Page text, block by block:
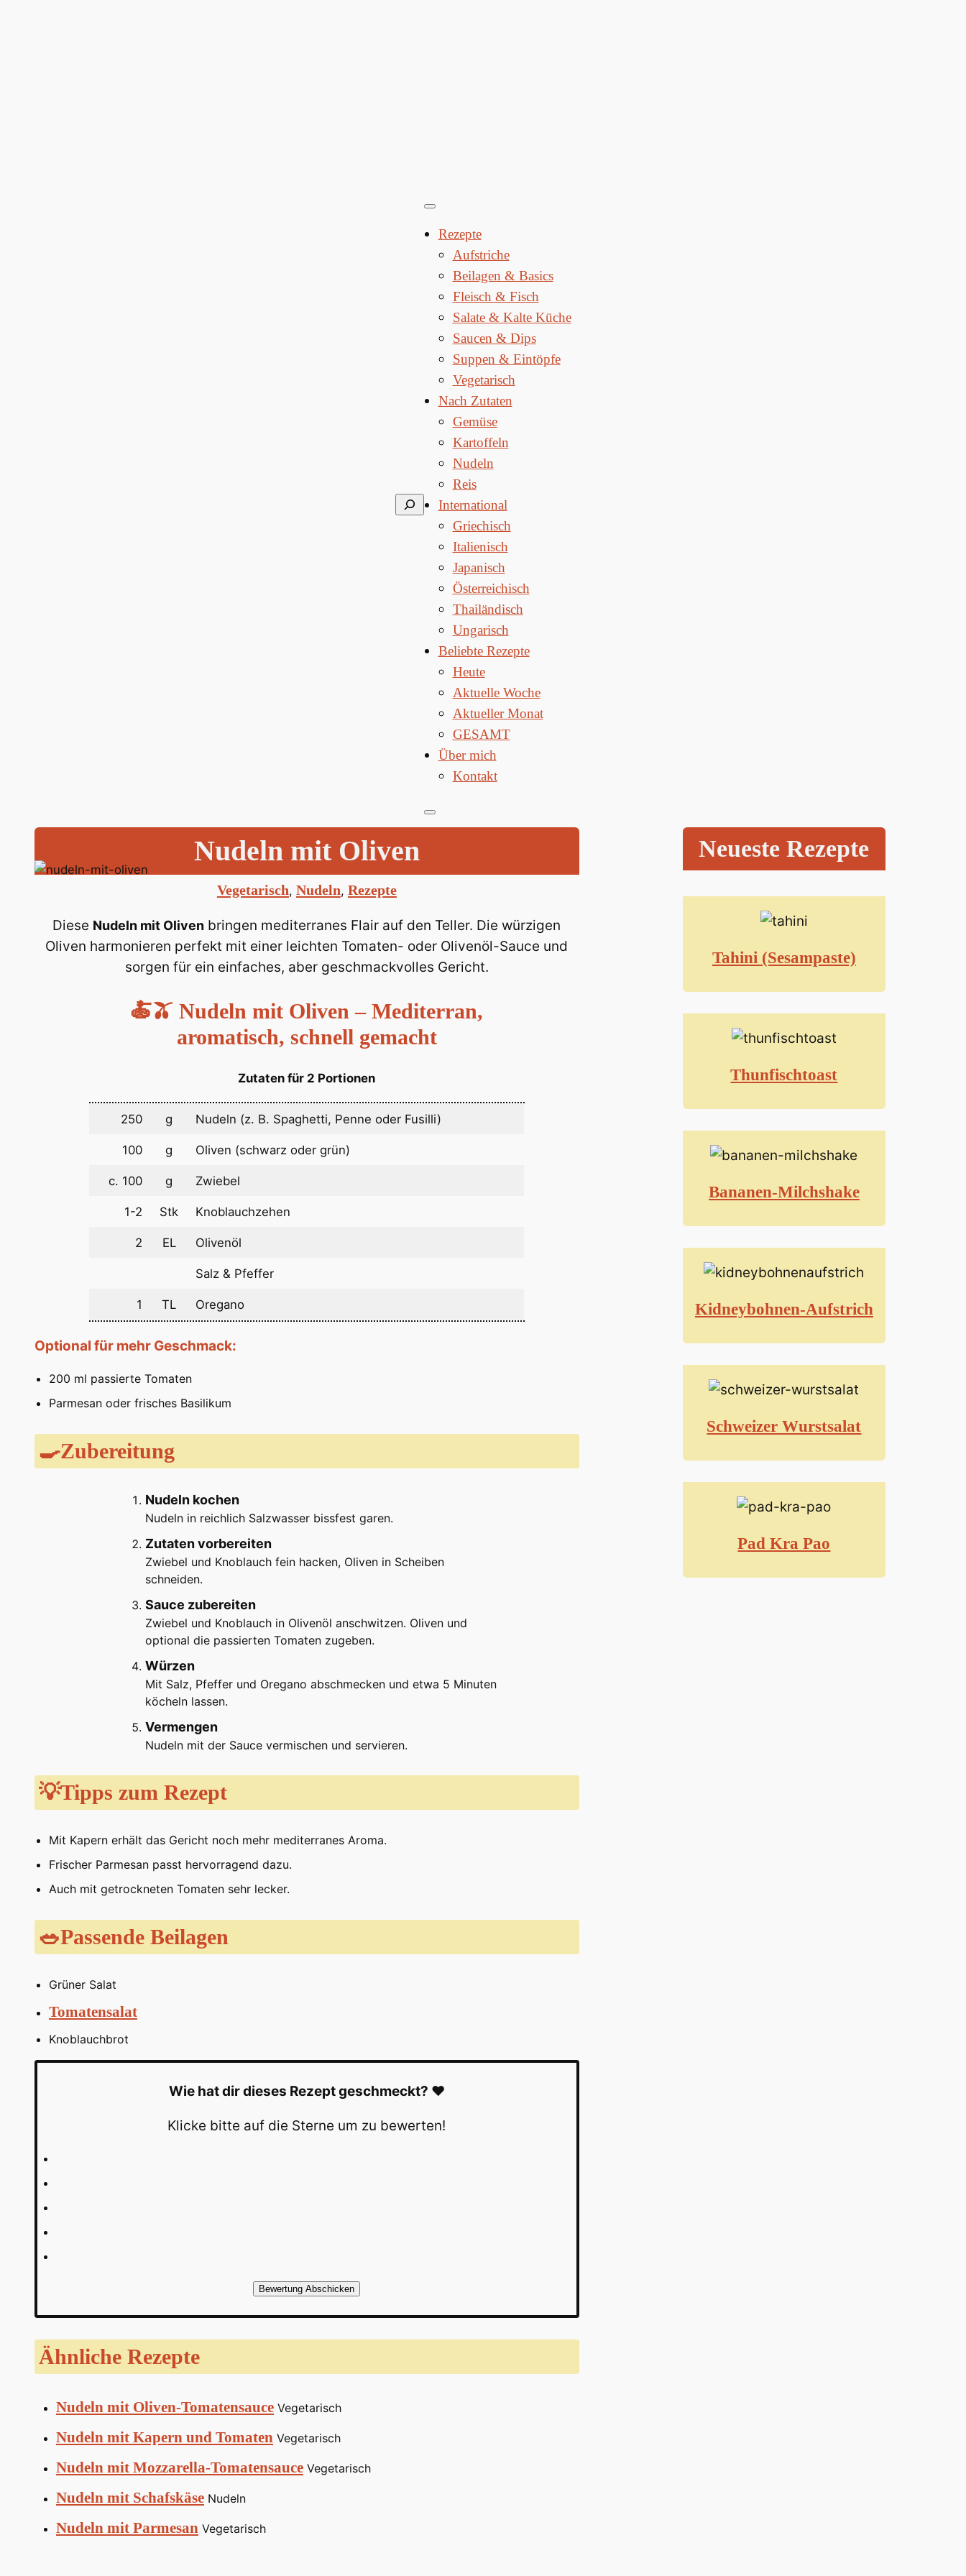
Suchen
Rezepte
Aufstriche
Beilagen & Basics
Fleisch & Fisch
Salate & Kalte Küche
Saucen & Dips
Suppen & Eintöpfe
Vegetarisch
Nach Zutaten
Gemüse
Kartoffeln
Nudeln
Reis
International
Griechisch
Italienisch
Japanisch
Österreichisch
Thailändisch
Ungarisch
Beliebte Rezepte
Heute
Aktuelle Woche
Aktueller Monat
GESAMT
Über mich
Kontakt
Nudeln mit Oliven
Vegetarisch, Nudeln, Rezepte
Diese Nudeln mit Oliven bringen mediterranes Flair auf den Teller. Die würzigen
Oliven harmonieren perfekt mit einer leichten Tomaten- oder Olivenöl-Sauce und
sorgen für ein einfaches, aber geschmackvolles Gericht.
🍝🫒 Nudeln mit Oliven – Mediterran,
aromatisch, schnell gemacht
Zutaten für 2 Portionen
250 g Nudeln (z. B. Spaghetti, Penne oder Fusilli)
100 g Oliven (schwarz oder grün)
c. 100 g Zwiebel
1-2 Stk Knoblauchzehen
2 EL Olivenöl
Salz & Pfeffer
1 TL Oregano
Optional für mehr Geschmack:
200 ml passierte Tomaten
Parmesan oder frisches Basilikum
🍳Zubereitung
Nudeln kochen
Nudeln in reichlich Salzwasser bissfest garen.
Zutaten vorbereiten
Zwiebel und Knoblauch fein hacken, Oliven in Scheiben
schneiden.
Sauce zubereiten
Zwiebel und Knoblauch in Olivenöl anschwitzen. Oliven und
optional die passierten Tomaten zugeben.
Würzen
Mit Salz, Pfeffer und Oregano abschmecken und etwa 5 Minuten
köcheln lassen.
Vermengen
Nudeln mit der Sauce vermischen und servieren.
💡Tipps zum Rezept
Mit Kapern erhält das Gericht noch mehr mediterranes Aroma.
Frischer Parmesan passt hervorragend dazu.
Auch mit getrockneten Tomaten sehr lecker.
🥗Passende Beilagen
Grüner Salat
Tomatensalat
Knoblauchbrot
Wie hat dir dieses Rezept geschmeckt? ❤️
Klicke bitte auf die Sterne um zu bewerten!
Bewertung Abschicken
Ähnliche Rezepte
Nudeln mit Oliven-Tomatensauce Vegetarisch
Nudeln mit Kapern und Tomaten Vegetarisch
Nudeln mit Mozzarella-Tomatensauce Vegetarisch
Nudeln mit Schafskäse Nudeln
Nudeln mit Parmesan Vegetarisch
Neueste Rezepte
Tahini (Sesampaste)
Thunfischtoast
Bananen-Milchshake
Kidneybohnen-Aufstrich
Schweizer Wurstsalat
Pad Kra Pao